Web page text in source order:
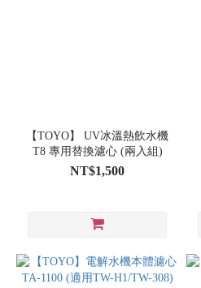
【TOYO】 UV冰溫熱飲水機
T8 專用替換濾心 (兩入組)
NT$1,500